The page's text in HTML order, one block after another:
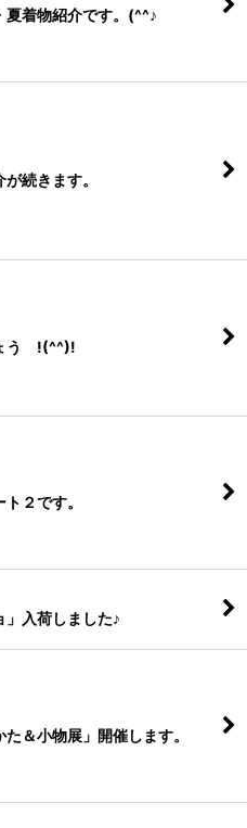
夏着物紹介です。(^^♪
続きます。
う !(^^)!
２です。
」入荷しました♪
＆小物展」開催します。